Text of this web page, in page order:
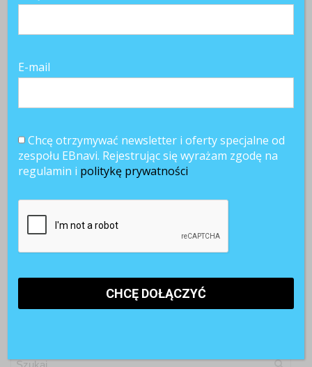
E-mail
Chcę otrzymywać newsletter i oferty specjalne od
zespołu EBnavi. Rejestrując się wyrażam zgodę na
regulamin i politykę prywatności